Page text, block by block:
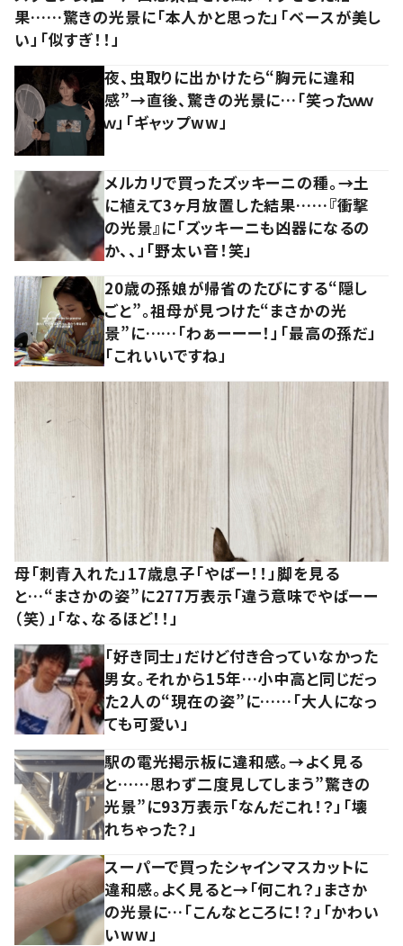
果……驚きの光景に「本人かと思った」「ベースが美し
い」「似すぎ！！」
夜、虫取りに出かけたら“胸元に違和
感”→直後、驚きの光景に…「笑ったｗｗ
ｗ」「ギャップww」
メルカリで買ったズッキーニの種。→土
に植えて3ヶ月放置した結果……『衝撃
の光景』に「ズッキーニも凶器になるの
か、、」「野太い音！笑」
20歳の孫娘が帰省のたびにする“隠し
ごと”。祖母が見つけた“まさかの光
景”に……「わぁーーー！」「最高の孫だ」
「これいいですね」
母「刺青入れた」17歳息子「やばー！！」脚を見る
と…“まさかの姿”に277万表示「違う意味でやばーー
（笑）」「な、なるほど！！」
「好き同士」だけど付き合っていなかった
男女。それから15年…小中高と同じだっ
た2人の“現在の姿”に……「大人になっ
ても可愛い」
駅の電光掲示板に違和感。→よく見る
と……思わず二度見してしまう”驚きの
光景”に93万表示「なんだこれ！？」「壊
れちゃった？」
スーパーで買ったシャインマスカットに
違和感。よく見ると→「何これ？」まさか
の光景に…「こんなところに！？」「かわい
いww」